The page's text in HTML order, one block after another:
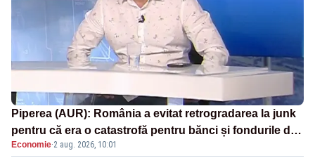
Piperea (AUR): România a evitat retrogradarea la junk
pentru că era o catastrofă pentru bănci și fondurile de
pensii
Economie·2 aug. 2026, 10:01